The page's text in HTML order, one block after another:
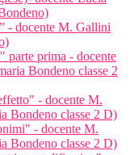
- docente M. Gallini
parte prima - docente
Bondeno classe 2
- docente M.
Bondeno classe 2 D)
- docente M.
Bondeno classe 2 D)